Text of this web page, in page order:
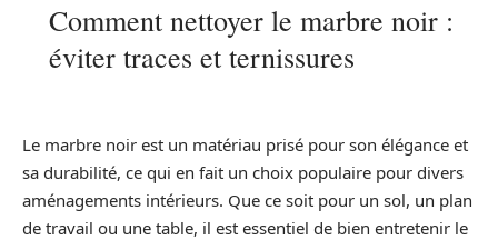
Comment nettoyer le marbre noir :
éviter traces et ternissures
Le marbre noir est un matériau prisé pour son élégance et
sa durabilité, ce qui en fait un choix populaire pour divers
aménagements intérieurs. Que ce soit pour un sol, un plan
de travail ou une table, il est essentiel de bien entretenir le